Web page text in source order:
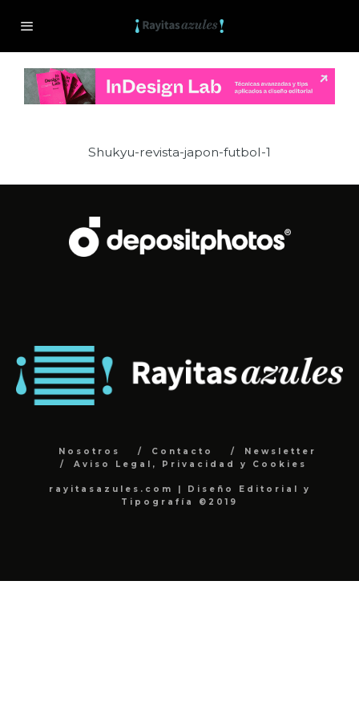
Shukyu-revista-japon-futbol-1
Nosotros Contacto
Newsletter
Aviso Legal, Privacidad y Cookies
rayitasazules.com | Diseño Editorial y
Tipografía ©2019